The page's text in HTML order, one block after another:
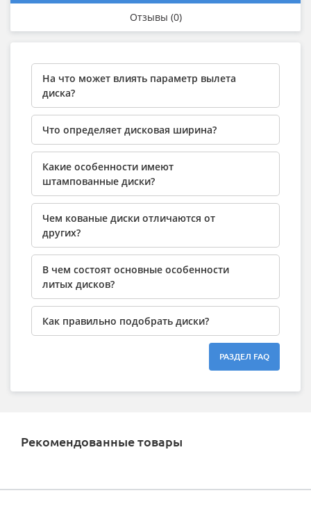
Отзывы (0)
На что может влиять параметр вылета
диска?
Что определяет дисковая ширина?
Какие особенности имеют
штампованные диски?
Чем кованые диски отличаются от
других?
В чем состоят основные особенности
литых дисков?
Как правильно подобрать диски?
РАЗДЕЛ FAQ
Рекомендованные товары